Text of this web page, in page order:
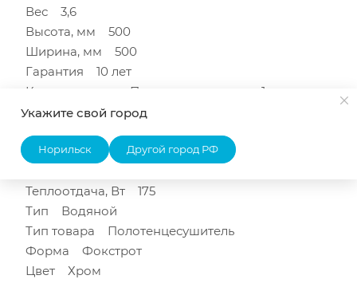
Вес 3,6
Высота, мм 500
Ширина, мм 500
Гарантия 10 лет
Комплектация Полотенцесушитель-1шт.,
Паспорт-1шт., Телескопический держатель без
Материал/Покрытие Нержавеющая сталь
Теплоотдача, Вт 175
Тип Водяной
Тип товара Полотенцесушитель
Форма Фокстрот
Цвет Хром
Укажите свой город
Норильск Другой город РФ